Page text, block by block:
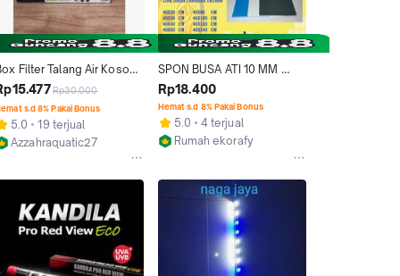
Filter Talang Air Kosong
Mini Kecil Untuk
Aquarium 30 - 40 Cm
Rp30.000
s.d 8% Pakai Bonus
5.0
19 terjual
Azzahraquatic27
SPON BUSA ATI 10 MM
LEBAR 40 CM / TATAKAN
ALAS AQUARIUM /
AKUARIUM / AQUASCAPE
Rp18.400
Hemat s.d 8% Pakai Bonus
5.0
4 terjual
Rumah ekorafy